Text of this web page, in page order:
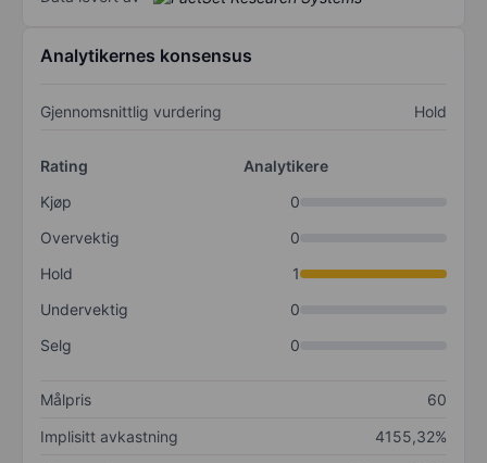
Analytikernes konsensus
Gjennomsnittlig vurdering Hold
Rating
Analytikere
Kjøp
0
Overvektig
0
Hold
1
Undervektig
0
Selg
0
Målpris
60
Implisitt avkastning
4155,32%